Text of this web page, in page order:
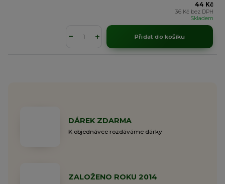
44 Kč
36 Kč bez DPH
Skladem
Přidat do košíku
DÁREK ZDARMA
K objednávce rozdáváme dárky
ZALOŽENO ROKU 2014